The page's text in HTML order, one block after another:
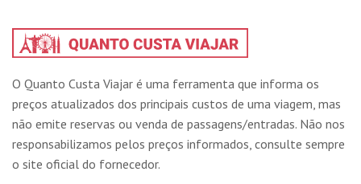
O Quanto Custa Viajar é uma ferramenta que informa os
preços atualizados dos principais custos de uma viagem, mas
não emite reservas ou venda de passagens/entradas. Não nos
responsabilizamos pelos preços informados, consulte sempre
o site oficial do fornecedor.